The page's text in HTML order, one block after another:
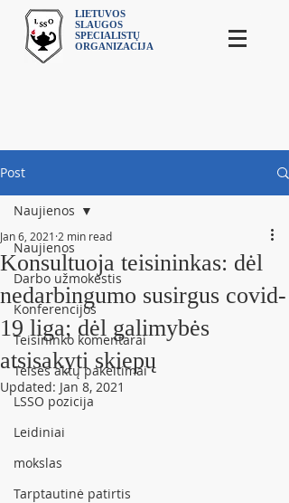
LIETUVOS
SLAUGOS
SPECIALISTŲ
ORGANIZACIJA
Post
Naujienos
Darbo užmokestis
Konferencijos
Teisininko komentarai
Teisės aktų pakeitimai
LSSO pozicija
Leidiniai
mokslas
Tarptautinė patirtis
Naujienos
Konsultuoja teisininkas: dėl
nedarbingumo susirgus covid-
19 liga; dėl galimybės
atsisakyti skiepų
Jan 6, 2021 2 min read
Updated: Jan 8, 2021